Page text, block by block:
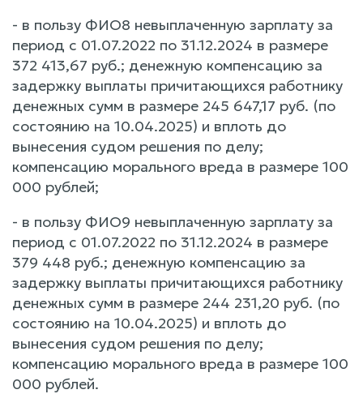
- в пользу ФИО8 невыплаченную зарплату за
период с 01.07.2022 по 31.12.2024 в размере
372 413,67 руб.; денежную компенсацию за
задержку выплаты причитающихся работнику
денежных сумм в размере 245 647,17 руб. (по
состоянию на 10.04.2025) и вплоть до
вынесения судом решения по делу;
компенсацию морального вреда в размере 100
000 рублей;
- в пользу ФИО9 невыплаченную зарплату за
период с 01.07.2022 по 31.12.2024 в размере
379 448 руб.; денежную компенсацию за
задержку выплаты причитающихся работнику
денежных сумм в размере 244 231,20 руб. (по
состоянию на 10.04.2025) и вплоть до
вынесения судом решения по делу;
компенсацию морального вреда в размере 100
000 рублей.